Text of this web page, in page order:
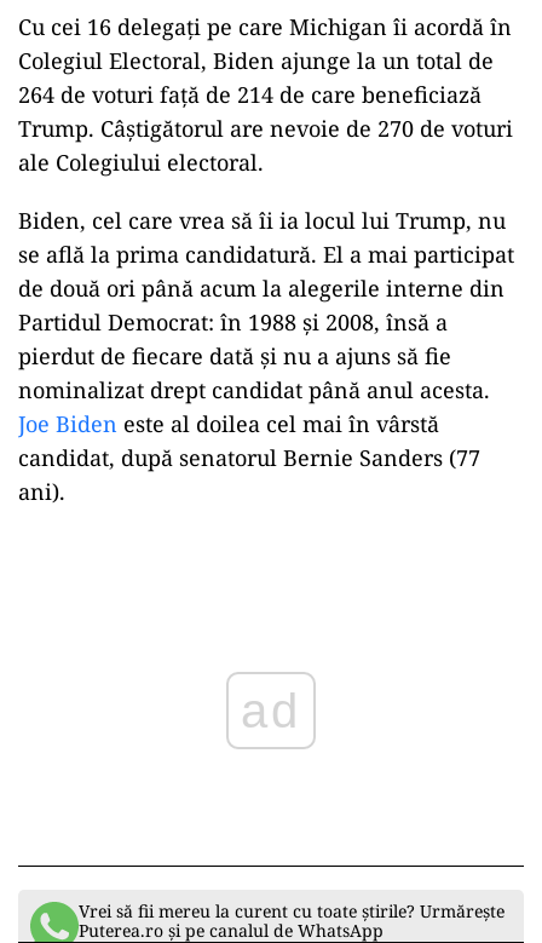
Cu cei 16 delegaţi pe care Michigan îi acordă în
Colegiul Electoral, Biden ajunge la un total de
264 de voturi faţă de 214 de care beneficiază
Trump. Câştigătorul are nevoie de 270 de voturi
ale Colegiului electoral.
Biden, cel care vrea să îi ia locul lui Trump, nu
se află la prima candidatură. El a mai participat
de două ori până acum la alegerile interne din
Partidul Democrat: în 1988 și 2008, însă a
pierdut de fiecare dată și nu a ajuns să fie
nominalizat drept candidat până anul acesta.
Joe Biden este al doilea cel mai în vârstă
candidat, după senatorul Bernie Sanders (77
ani).
Vrei să fii mereu la curent cu toate știrile? Urmărește
Puterea.ro și pe canalul de WhatsApp